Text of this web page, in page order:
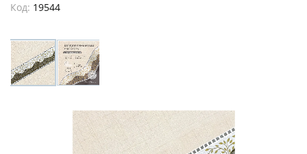
Код: 19544
График платежей